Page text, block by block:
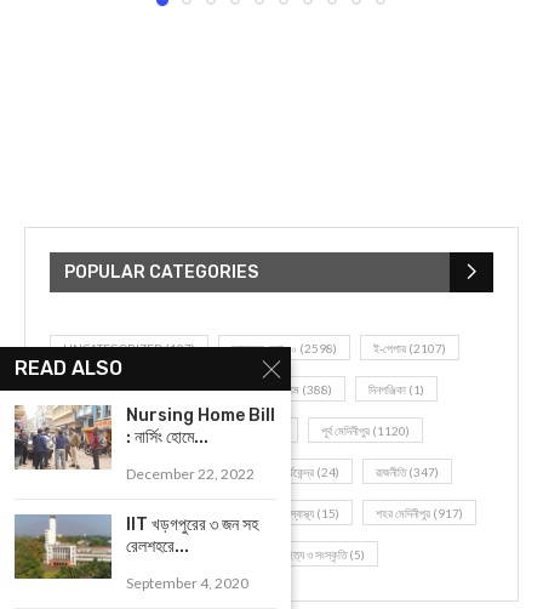
POPULAR CATEGORIES
UNCATEGORIZED(107) আজকের সেরা ১০ (2598) ই-পেপার (2107)
খেলাধূলো(5) জেলার খবর(602) ঝাড়গ্রাম (388) দিনপঞ্জিকা (1)
দৈনিক রাশিফল (819) পশ্চিম মেদিনীপুর পূর্ব মেদিনীপুর (1120)
বন্যপ্রাণ(4) বিনোদন(3) ভ্রমণ এবং তীর্থকেন্দ্র (24) রাজনীতি(347)
রান্না-রেসিপী শরীর স্বাস্থ্য (15) শহর মেদিনীপুর (917)
শিক্ষা ব্যবস্থা (75) সম্পাদকীয় সাহিত্য ও সংস্কৃতি(5)
READ ALSO
Nursing Home Bill
: নার্সিং হোমে...
December 22, 2022
IIT খড়গপুরের ৩ জন সহ
রেলশহরে...
September 4, 2020